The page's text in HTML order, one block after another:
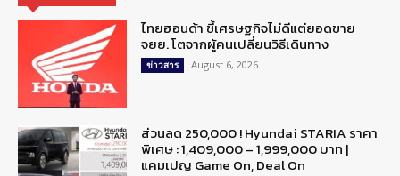
ไทยฮอนด้า ชี้เศรษฐกิจไม่ดีแต่ยอดขาย
จยย. โตจากผู้คนเปลี่ยนวิธีเดินทาง
ข่าวสาร August 6, 2026
ส่วนลด 250,000 ! Hyundai STARIA ราคา
พิเศษ : 1,409,000 – 1,999,000 บาท |
แคมเปญ Game On, Deal On